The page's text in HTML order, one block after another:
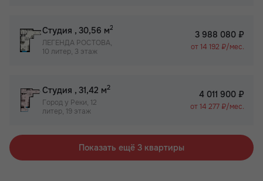
Студия , 30,56 м2
ЛЕГЕНДА РОСТОВА,
10 литер, 3 этаж
3 988 080 ₽
от 14 192 ₽/мес.
Студия , 31,42 м2
Город у Реки, 12
литер, 19 этаж
4 011 900 ₽
от 14 277 ₽/мес.
Показать ещё 3 квартиры